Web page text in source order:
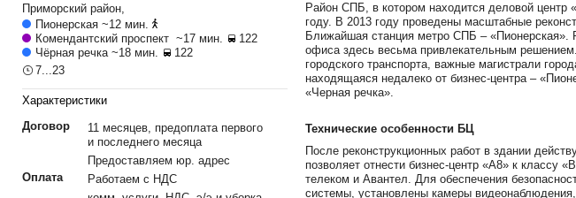
Приморский район,
Пионерская ~12 мин.
Комендантский проспект ~17 мин.
122
Чёрная речка~18 мин.
122
7...23
Характеристики
Договор
11 месяцев, предоплата первого
и последнего месяца
Предоставляем юр. адрес
Оплата
Работаем с НДС
Район СПБ, в котором находится деловой
году. В 2013 году проведены масштабные
Ближайшая станция метро СПБ – «Пионерская».
офиса здесь весьма привлекательным
городского транспорта, важные магистрали
находящаяся недалеко от бизнес-центра –
«Черная речка».
Технические особенности БЦ
После реконструкционных работ в здании
позволяет отнести бизнес-центр «А8» к
телеком и Авантел. Для обеспечения
системы, установлены камеры